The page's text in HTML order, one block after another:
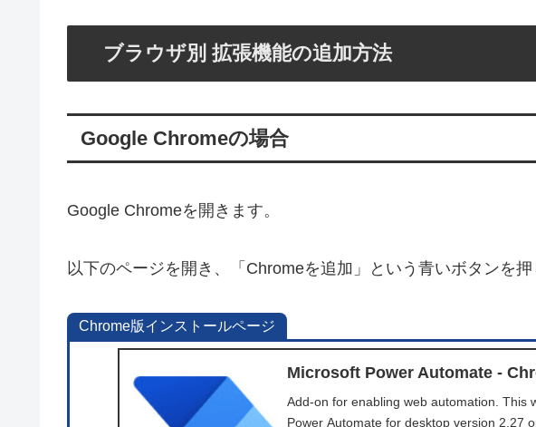
ブラウザ別 拡張機能の追加方法
Google Chromeの場合
Google Chromeを開きます。
以下のページを開き、「Chromeを追加」という青いボタンを押
Chrome版インストールページ
Microsoft Power Automate -
Add-on for enabling web automation. This
Power Automate for desktop version 2.27